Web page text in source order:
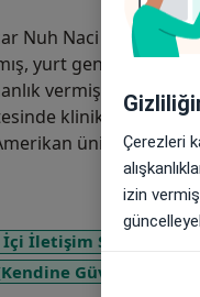
Nuh Naci Yazgan
yurt genelinde
vermiş ve klinikte
klinik Yüksek
İletişim Sorunları
Güven Sorunu)
Çerezleri
izin